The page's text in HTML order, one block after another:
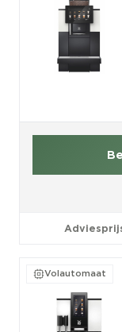
Volautomaat